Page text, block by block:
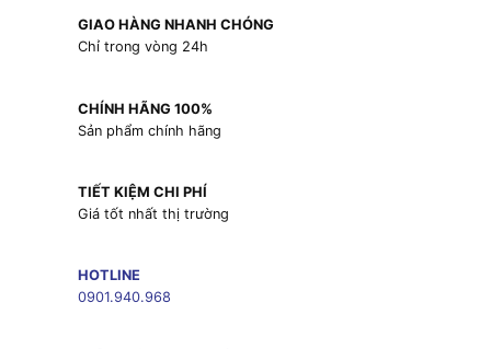
GIAO HÀNG NHANH CHÓNG
Chỉ trong vòng 24h
CHÍNH HÃNG 100%
Sản phẩm chính hãng
TIẾT KIỆM CHI PHÍ
Giá tốt nhất thị trường
HOTLINE
0901.940.968